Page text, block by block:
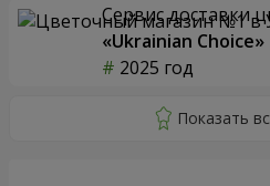
Сервис доставки
«Ukrainian Choice»
2025 год